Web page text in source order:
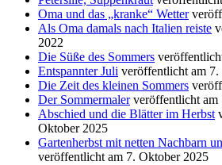
Oma und das „kranke“ Wetter
Als Oma damals nach Italien reiste
2022
Die Süße des Sommers
Entspannter Juli veröffentlicht am 7.
Die Zeit des kleinen Sommers
Der Sommermaler veröffentlicht am
Abschied und die Blätter im Herbst
Oktober 2025
Gartenherbst mit netten Nachbarn
veröffentlicht am 7. Oktober 2025